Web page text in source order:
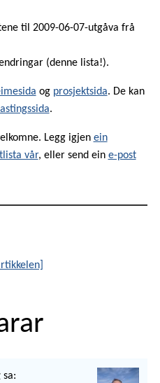
til 2009-06-07-utgåva frå
(denne lista!).
og prosjektsida. De kan
.
Legg igjen ein
vår, eller send ein e-post
sa: